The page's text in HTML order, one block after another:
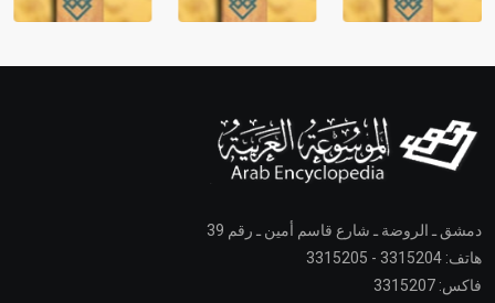
دمشق ـ الروضة ـ شارع قاسم أمين ـ رقم 39
هاتف: 3315204 - 3315205
فاكس: 3315207